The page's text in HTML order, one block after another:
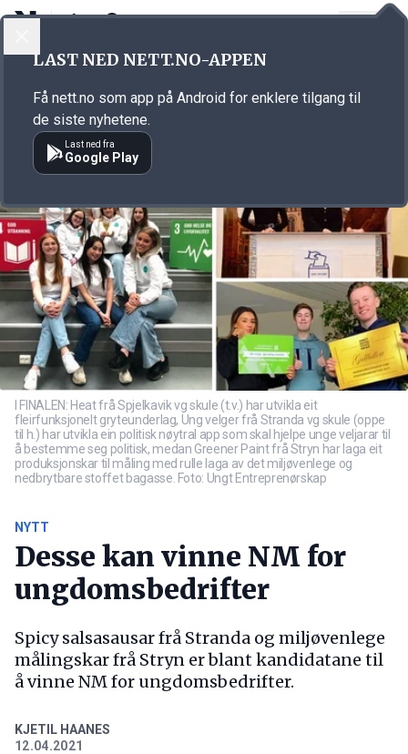
Annonsørinnhold
I FINALEN: Heat frå Spjelkavik vg skule (t.v.) har utvikla eit
fleirfunksjonelt gryteunderlag, Ung velger frå Stranda vg skule (oppe
til h.) har utvikla ein politisk nøytral app som skal hjelpe unge veljarar til
å bestemme seg politisk, medan Greener Paint frå Stryn har laga eit
produksjonskar til måling med rulle laga av det miljøvenlege og
nedbrytbare stoffet bagasse. Foto: Ungt Entreprenørskap
NYTT
Desse kan vinne NM for
ungdomsbedrifter
Spicy salsasausar frå Stranda og miljøvenlege
målingskar frå Stryn er blant kandidatane til
å vinne NM for ungdomsbedrifter.
KJETIL HAANES
12.04.2021
LAST NED NETT.NO-APPEN
Få nett.no som app på Android for enklere tilgang til
de siste nyhetene.
Last ned fra
Google Play